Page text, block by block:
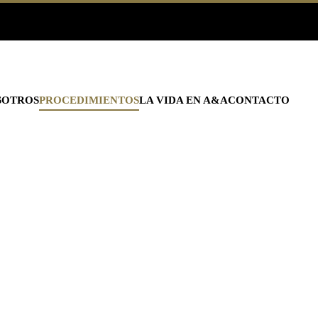
PROCEDIMIENTOSLA VIDA EN A&ACONTACTO